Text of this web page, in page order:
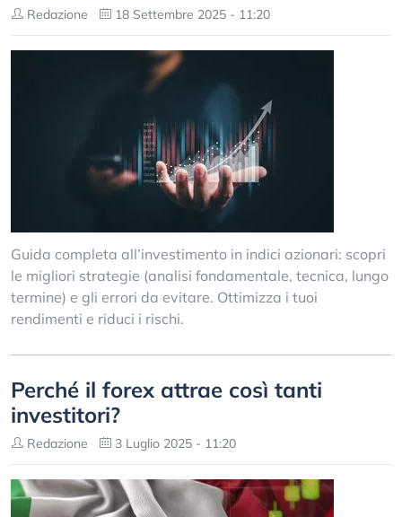
Redazione 18 Settembre 2025 - 11:20
Guida completa all’investimento in indici azionari: scopri
le migliori strategie (analisi fondamentale, tecnica, lungo
termine) e gli errori da evitare. Ottimizza i tuoi
rendimenti e riduci i rischi.
Perché il forex attrae così tanti
investitori?
Redazione 3 Luglio 2025 - 11:20